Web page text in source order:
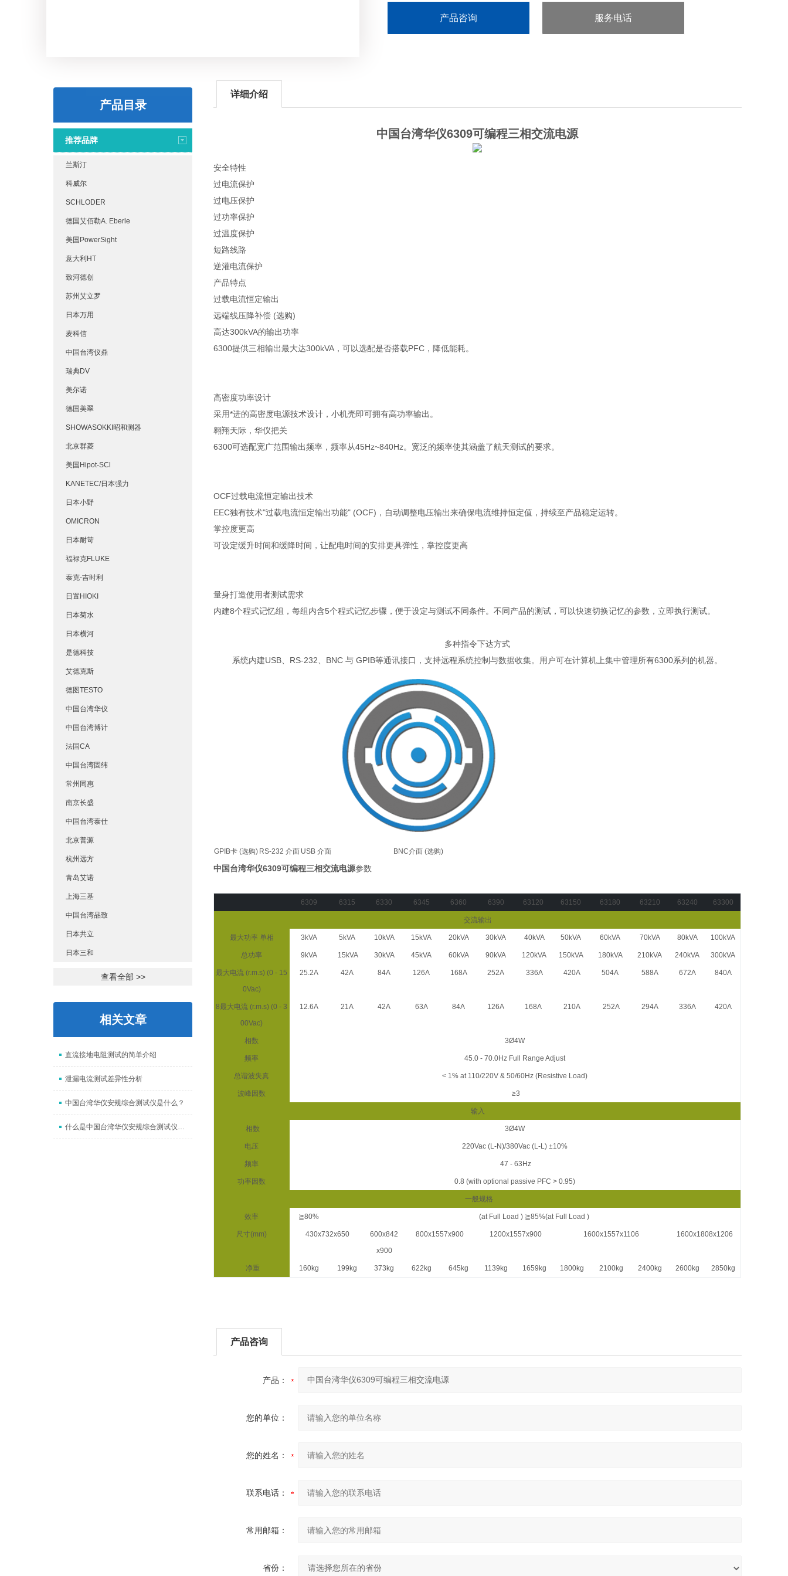
产品咨询 服务电话
产品目录
推荐品牌
兰斯汀
科威尔
SCHLODER
德国艾佰勒A. Eberle
美国PowerSight
意大利HT
致河德创
苏州艾立罗
日本万用
麦科信
中国台湾仪鼎
瑞典DV
美尔诺
德国美翠
SHOWASOKKI昭和测器
北京群菱
美国Hipot-SCl
KANETEC/日本强力
日本小野
OMICRON
日本耐苛
福禄克FLUKE
泰克-吉时利
日置HIOKI
日本菊水
日本横河
是德科技
艾德克斯
德图TESTO
中国台湾华仪
中国台湾博计
法国CA
中国台湾固纬
常州同惠
南京长盛
中国台湾泰仕
北京普源
杭州远方
青岛艾诺
上海三基
中国台湾品致
日本共立
日本三和
查看全部 >>
相关文章
直流接地电阻测试的简单介绍
泄漏电流测试差异性分析
中国台湾华仪安规综合测试仪是什么？
什么是中国台湾华仪安规综合测试仪的点检？
详细介绍
中国台湾华仪6309可编程三相交流电源
安全特性
过电流保护
过电压保护
过功率保护
过温度保护
短路线路
逆灌电流保护
产品特点
过载电流恒定输出
远端线压降补偿 (选购)
高达300kVA的输出功率
6300提供三相输出最大达300kVA，可以选配是否搭载PFC，降低能耗。
高密度功率设计
采用*进的高密度电源技术设计，小机壳即可拥有高功率输出。
翱翔天际，华仪把关
6300可选配宽广范围输出频率，频率从45Hz~840Hz。宽泛的频率使其涵盖了航天测试的要求。
OCF过载电流恒定输出技术
EEC独有技术"过载电流恒定输出功能" (OCF)，自动调整电压输出来确保电流维持恒定值，持续至产品稳定运转。
掌控度更高
可设定缓升时间和缓降时间，让配电时间的安排更具弹性，掌控度更高
量身打造使用者测试需求
内建8个程式记忆组，每组内含5个程式记忆步骤，便于设定与测试不同条件。不同产品的测试，可以快速切换记忆的参数，立即执行测试。
多种指令下达方式
系统内建USB、RS-232、BNC 与 GPIB等通讯接口，支持远程系统控制与数据收集。用户可在计算机上集中管理所有6300系列的机器。
GPIB卡 (选购) RS-232 介面 USB 介面 BNC介面 (选购)
中国台湾华仪6309可编程三相交流电源参数
6309 6315 6330 6345 6360 6390 63120 63150 63180 63210 63240 63300
交流输出
最大功率 单相 3kVA 5kVA 10kVA 15kVA 20kVA 30kVA 40kVA 50kVA 60kVA 70kVA 80kVA 100kVA
总功率 9kVA 15kVA 30kVA 45kVA 60kVA 90kVA 120kVA 150kVA 180kVA 210kVA 240kVA 300kVA
最大电流 (r.m.s) (0 - 15
0Vac)
25.2A 42A 84A 126A 168A 252A 336A 420A 504A 588A 672A 840A
8最大电流 (r.m.s) (0 - 3
00Vac)
12.6A 21A 42A 63A 84A 126A 168A 210A 252A 294A 336A 420A
相数 3Ø4W
频率 45.0 - 70.0Hz Full Range Adjust
总谐波失真 < 1% at 110/220V & 50/60Hz (Resistive Load)
波峰因数 ≥3
输入
相数 3Ø4W
电压 220Vac (L-N)/380Vac (L-L) ±10%
频率 47 - 63Hz
功率因数 0.8 (with optional passive PFC > 0.95)
一般规格
效率 ≧80% (at Full Load ) ≧85%(at Full Load )
尺寸(mm) 430x732x650
600x842
x900
800x1557x900 1200x1557x900 1600x1557x1106 1600x1808x1206
净重 160kg 199kg 373kg 622kg 645kg 1139kg 1659kg 1800kg 2100kg 2400kg 2600kg 2850kg
产品咨询
产品：
您的单位：
您的姓名：
联系电话：
常用邮箱：
省份：